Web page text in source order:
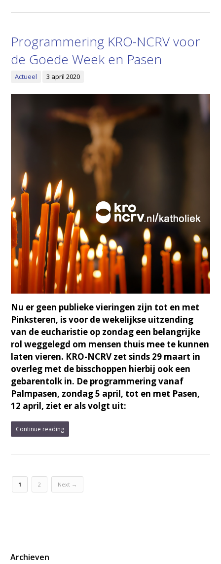
Programmering KRO-NCRV voor
de Goede Week en Pasen
Actueel 3 april 2020
Nu er geen publieke vieringen zijn tot en met
Pinksteren, is voor de wekelijkse uitzending
van de eucharistie op zondag een belangrijke
rol weggelegd om mensen thuis mee te kunnen
laten vieren. KRO-NCRV zet sinds 29 maart in
overleg met de bisschoppen hierbij ook een
gebarentolk in. De programmering vanaf
Palmpasen, zondag 5 april, tot en met Pasen,
12 april, ziet er als volgt uit:
Continue reading
1 2 Next →
Archieven